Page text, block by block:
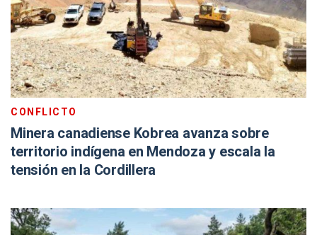
CONFLICTO
Minera canadiense Kobrea avanza sobre
territorio indígena en Mendoza y escala la
tensión en la Cordillera